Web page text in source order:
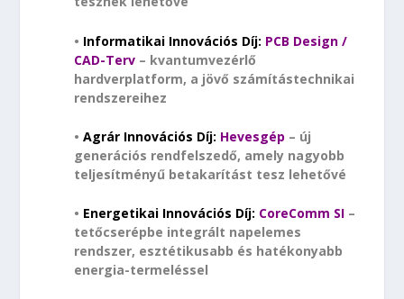
• Informatikai Innovációs Díj: PCB Design /
CAD-Terv – kvantumvezérlő
hardverplatform, a jövő számítástechnikai
rendszereihez
•Agrár Innovációs Díj: Hevesgép – új
generációs rendfelszedő, amely nagyobb
teljesítményű betakarítást tesz lehetővé
• Energetikai Innovációs Díj: CoreComm SI –
tetőcserépbe integrált napelemes
rendszer, esztétikusabb és hatékonyabb
energia-termeléssel